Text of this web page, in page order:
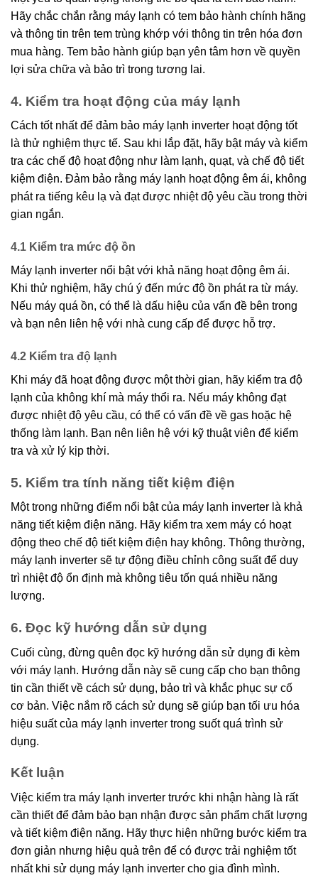
Hãy chắc chắn rằng máy lạnh có tem bảo hành chính hãng
và thông tin trên tem trùng khớp với thông tin trên hóa đơn
mua hàng. Tem bảo hành giúp bạn yên tâm hơn về quyền
lợi sửa chữa và bảo trì trong tương lai.
4. Kiểm tra hoạt động của máy lạnh
Cách tốt nhất để đảm bảo máy lạnh inverter hoạt động tốt
là thử nghiệm thực tế. Sau khi lắp đặt, hãy bật máy và kiểm
tra các chế độ hoạt động như làm lạnh, quạt, và chế độ tiết
kiệm điện. Đảm bảo rằng máy lạnh hoạt động êm ái, không
phát ra tiếng kêu lạ và đạt được nhiệt độ yêu cầu trong thời
gian ngắn.
4.1 Kiểm tra mức độ ồn
Máy lạnh inverter nổi bật với khả năng hoạt động êm ái.
Khi thử nghiệm, hãy chú ý đến mức độ ồn phát ra từ máy.
Nếu máy quá ồn, có thể là dấu hiệu của vấn đề bên trong
và bạn nên liên hệ với nhà cung cấp để được hỗ trợ.
4.2 Kiểm tra độ lạnh
Khi máy đã hoạt động được một thời gian, hãy kiểm tra độ
lạnh của không khí mà máy thổi ra. Nếu máy không đạt
được nhiệt độ yêu cầu, có thể có vấn đề về gas hoặc hệ
thống làm lạnh. Bạn nên liên hệ với kỹ thuật viên để kiểm
tra và xử lý kịp thời.
5. Kiểm tra tính năng tiết kiệm điện
Một trong những điểm nổi bật của máy lạnh inverter là khả
năng tiết kiệm điện năng. Hãy kiểm tra xem máy có hoạt
động theo chế độ tiết kiệm điện hay không. Thông thường,
máy lạnh inverter sẽ tự động điều chỉnh công suất để duy
trì nhiệt độ ổn định mà không tiêu tốn quá nhiều năng
lượng.
6. Đọc kỹ hướng dẫn sử dụng
Cuối cùng, đừng quên đọc kỹ hướng dẫn sử dụng đi kèm
với máy lạnh. Hướng dẫn này sẽ cung cấp cho bạn thông
tin cần thiết về cách sử dụng, bảo trì và khắc phục sự cố
cơ bản. Việc nắm rõ cách sử dụng sẽ giúp bạn tối ưu hóa
hiệu suất của máy lạnh inverter trong suốt quá trình sử
dụng.
Kết luận
Việc kiểm tra máy lạnh inverter trước khi nhận hàng là rất
cần thiết để đảm bảo bạn nhận được sản phẩm chất lượng
và tiết kiệm điện năng. Hãy thực hiện những bước kiểm tra
đơn giản nhưng hiệu quả trên để có được trải nghiệm tốt
nhất khi sử dụng máy lạnh inverter cho gia đình mình.